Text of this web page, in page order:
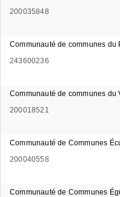
200035848
Communauté de communes du
243600236
Communauté de communes du
200018521
Communauté de Communes
200040558
Communauté de Communes